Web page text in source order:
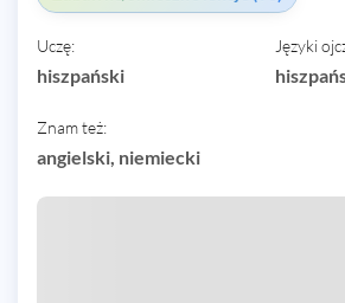
Uczę:
hiszpański
Języki
Znam też:
angielski, niemiecki